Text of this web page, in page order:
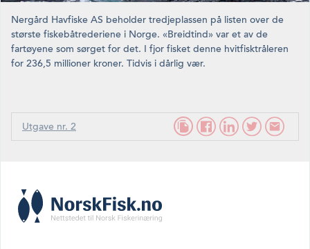
Nergård Havfiske AS beholder tredjeplassen på listen over de
største fiskebåtrederiene i Norge. «Breidtind» var et av de
fartøyene som sørget for det. I fjor fisket denne hvitfisktråler­en
for 236,5 millioner kroner. Tidvis i dårlig vær.
Utgave nr. 2